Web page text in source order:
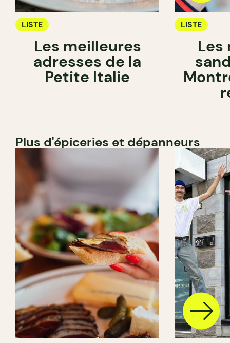
LISTE
Les meilleures
adresses de la
Petite Italie
LISTE
Les
Plus d'épiceries et dépanneurs